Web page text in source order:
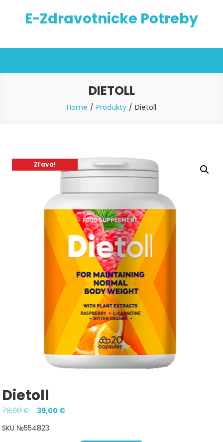
E-Zdravotnicke Potreby
DIETOLL
Home Produkty Dietoll
Zľava!
Dietoll
78,00€
Pôvodná
cena
39,00 €Aktuálna
SKU №554823